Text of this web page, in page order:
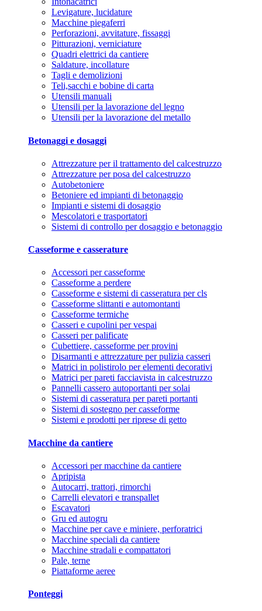
Levigature, lucidature
Macchine piegaferri
Perforazioni, avvitature, fissaggi
Pitturazioni, verniciature
Quadri elettrici da cantiere
Saldature, incollature
Tagli e demolizioni
Teli,sacchi e bobine di carta
Utensili manuali
Utensili per la lavorazione del legno
Utensili per la lavorazione del metallo
Betonaggi e dosaggi
Attrezzature per il trattamento del calcestruzzo
Attrezzature per posa del calcestruzzo
Autobetoniere
Betoniere ed impianti di betonaggio
Impianti e sistemi di dosaggio
Mescolatori e trasportatori
Sistemi di controllo per dosaggio e betonaggio
Casseforme e casserature
Accessori per casseforme
Casseforme a perdere
Casseforme e sistemi di casseratura per cls
Casseforme slittanti e automontanti
Casseforme termiche
Casseri e cupolini per vespai
Casseri per palificate
Cubettiere, casseforme per provini
Disarmanti e attrezzature per pulizia casseri
Matrici in polistirolo per elementi decorativi
Matrici per pareti facciavista in calcestruzzo
Pannelli cassero autoportanti per solai
Sistemi di casseratura per pareti portanti
Sistemi di sostegno per casseforme
Sistemi e prodotti per riprese di getto
Macchine da cantiere
Accessori per macchine da cantiere
Apripista
Autocarri, trattori, rimorchi
Carrelli elevatori e transpallet
Escavatori
Gru ed autogru
Macchine per cave e miniere, perforatrici
Macchine speciali da cantiere
Macchine stradali e compattatori
Pale, terne
Piattaforme aeree
Ponteggi